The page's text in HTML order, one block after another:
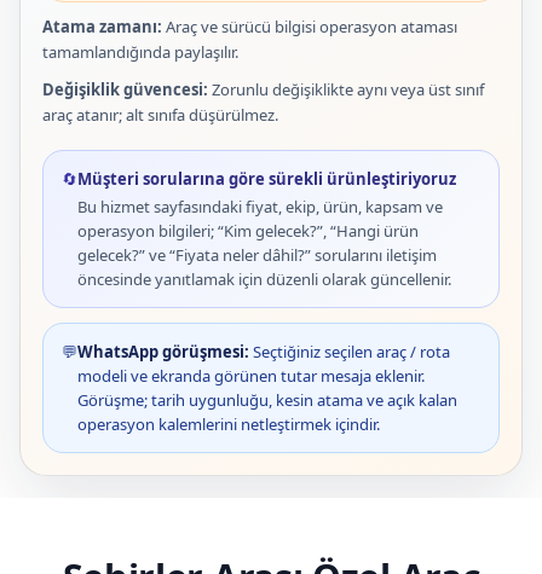
Atama zamanı: Araç ve sürücü bilgisi operasyon ataması
tamamlandığında paylaşılır.
Değişiklik güvencesi: Zorunlu değişiklikte aynı veya üst sınıf
araç atanır; alt sınıfa düşürülmez.
🔄Müşteri sorularına göre sürekli ürünleştiriyoruz
Bu hizmet sayfasındaki fiyat, ekip, ürün, kapsam ve
operasyon bilgileri; “Kim gelecek?”, “Hangi ürün
gelecek?” ve “Fiyata neler dâhil?” sorularını iletişim
öncesinde yanıtlamak için düzenli olarak güncellenir.
💬WhatsApp görüşmesi: Seçtiğiniz seçilen araç / rota
modeli ve ekranda görünen tutar mesaja eklenir.
Görüşme; tarih uygunluğu, kesin atama ve açık kalan
operasyon kalemlerini netleştirmek içindir.